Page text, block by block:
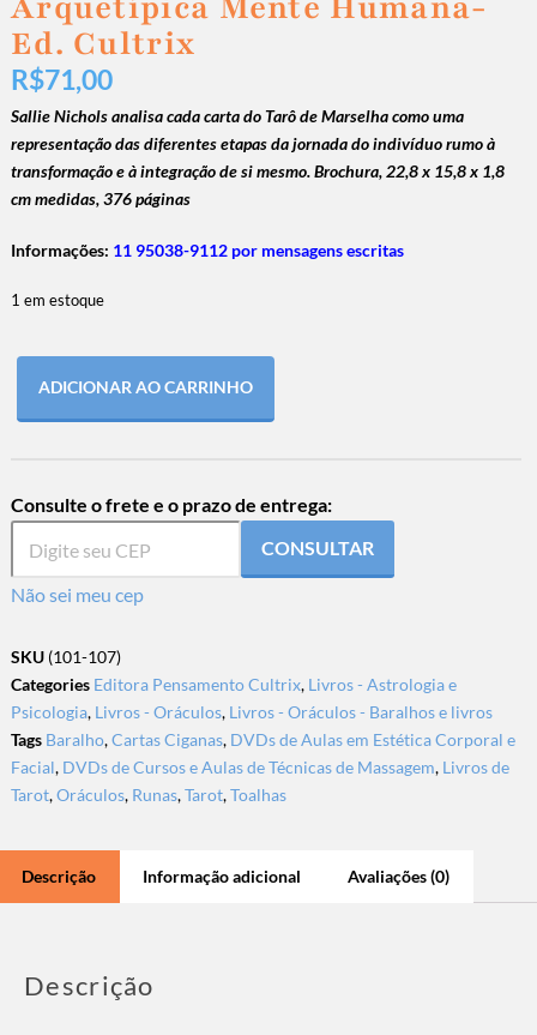
Ed. Cultrix
R$71,00
Sallie Nichols analisa cada carta do Tarô de Marselha como uma
representação das diferentes etapas da jornada do indivíduo rumo à
transformação e à integração de si mesmo. Brochura, 22,8 x 15,8 x 1,8
cm medidas, 376 páginas
Informações: 11 95038-9112 por mensagens escritas
1 em estoque
ADICIONAR AO CARRINHO
Consulte o frete e o prazo de entrega:
CONSULTAR
Não sei meu cep
SKU (101-107)
Categories Editora Pensamento Cultrix, Livros - Astrologia e
Psicologia, Livros - Oráculos, Livros - Oráculos - Baralhos e livros
Tags Baralho,Cartas Ciganas, DVDs de Aulas em Estética Corporal e
Facial, DVDs de Cursos e Aulas de Técnicas de Massagem, Livros de
Tarot,Oráculos, Runas,Tarot,Toalhas
Descrição Informação adicional Avaliações (0)
Descrição